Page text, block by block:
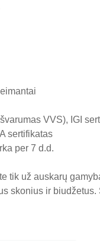
VVS), IGI
sertifikatas
per 7 d.d.
tik už auskarų
skonius ir